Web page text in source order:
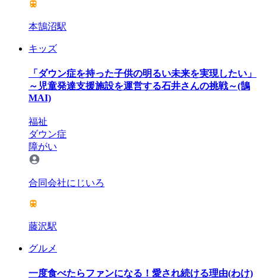
本鵠沼駅
キッズ
「ダウン症を持った子供の明るい未来を実現したい」
～児童発達支援施設を運営する石井さんの挑戦～(鵠
MAI)
福祉
ダウン症
障がい
合同会社にじいろ
藤沢駅
グルメ
一度食べたらファンになる！愛され続ける理由(わけ)